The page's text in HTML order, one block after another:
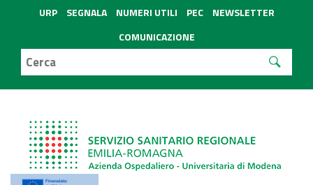
URP SEGNALA NUMERI UTILI PEC
NEWSLETTER
COMUNICAZIONE